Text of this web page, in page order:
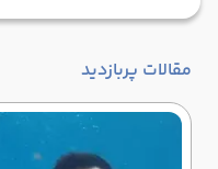
مقالات پربازدید